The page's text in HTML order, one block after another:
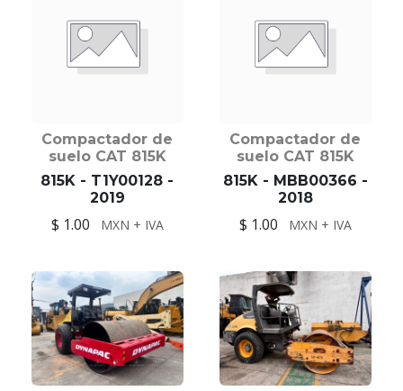
Compactador de
suelo CAT 815K
815K - T1Y00128 -
2019
$ 1.00 MXN + IVA
Compactador de
suelo CAT 815K
815K - MBB00366 -
2018
$ 1.00 MXN + IVA